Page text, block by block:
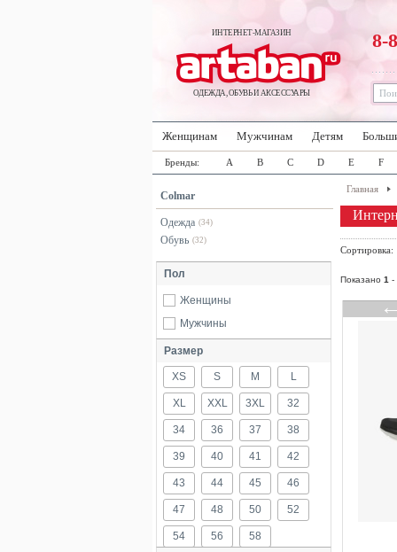
ИНТЕРНЕТ-МАГАЗИН
ОДЕЖДА, ОБУВЬ И АКСЕССУАРЫ
8-
Женщинам Мужчинам Детям
Бренды: A B C D E F
Colmar
Одежда (34)
Обувь (32)
Пол
Женщины
Мужчины
Размер
XS S M L
XL XXL 3XL 32
34 36 37 38
39 40 41 42
43 44 45 46
47 48 50 52
54 56
58
Главная
Показано 1 -